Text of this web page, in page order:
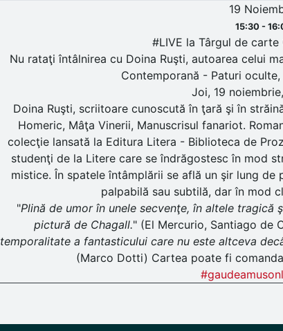
19
15:30 -
#LIVE la Târgul de carte
Nu rataţi întâlnirea cu Doina Ruşti, autoarea celui
Contemporană - Paturi
Joi, 19
Doina Ruşti, scriitoare cunoscută în ţară şi în
Homeric, Mâţa Vinerii, Manuscrisul fanariot.
colecţie lansată la Editura Litera - Biblioteca de
studenţi de la Litere care se îndrăgostesc în mod
mistice. În spatele întâmplării se află un şir lung
palpabilă sau subtilă, dar în mod
"Plină de umor în unele secvenţe, în altele tragică
pictură de Chagall." (El Mercurio, Santiago de
temporalitate a fantasticului care nu este altceva
(Marco Dotti) Cartea poate fi